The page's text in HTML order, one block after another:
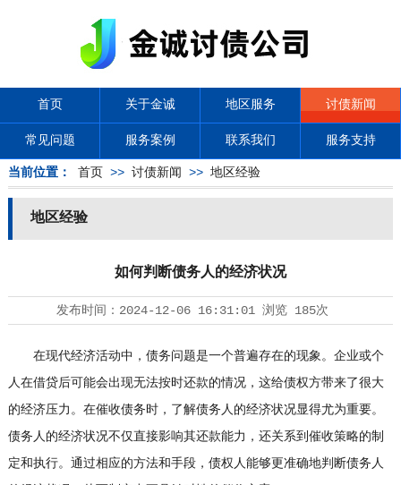
首页 关于金诚 地区服务 讨债新闻
常见问题 服务案例 联系我们 服务支持
当前位置： 首页 >> 讨债新闻 >> 地区经验
地区经验
如何判断债务人的经济状况
发布时间： 2024-12-06 16:31:01浏览 185次
在现代经济活动中，债务问题是一个普遍存在的现象。企业或个
人在借贷后可能会出现无法按时还款的情况，这给债权方带来了很大
的经济压力。在催收债务时，了解债务人的经济状况显得尤为重要。
债务人的经济状况不仅直接影响其还款能力，还关系到催收策略的制
定和执行。通过相应的方法和手段，债权人能够更准确地判断债务人